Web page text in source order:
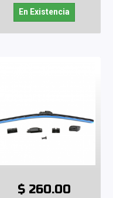
En Existencia
$ 260.00